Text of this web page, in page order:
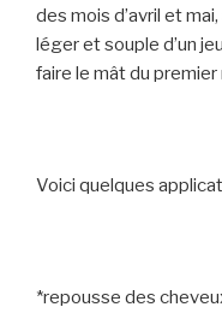
des mois d’avril et
léger et souple d’un
faire le mât du premier
Voici quelques
*repousse des